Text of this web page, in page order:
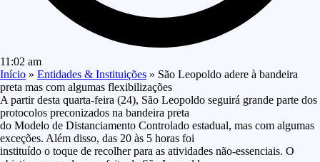
11:02 am
Início » Entidades & Instituições » São Leopoldo adere à bandeira
preta mas com algumas flexibilizações
A partir desta quarta-feira (24), São Leopoldo seguirá grande parte dos
protocolos preconizados na bandeira preta
do Modelo de Distanciamento Controlado estadual, mas com algumas
exceções. Além disso, das 20 às 5 horas foi
instituído o toque de recolher para as atividades não-essenciais. O